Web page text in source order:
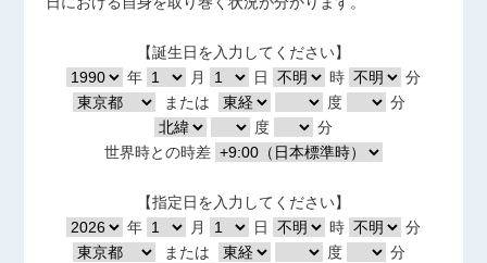
【誕生日を入力してください】
年
月 日 時
分
または
度
分
度
分
世界時との時差
【指定日を入力してください】
年
月 日 時
分
または
度
分